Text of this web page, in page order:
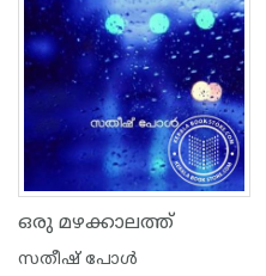
ഒരു മഴക്കാലത്ത്
സതീഷ് പോള്‍